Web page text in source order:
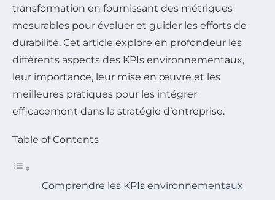
transformation en fournissant des métriques
mesurables pour évaluer et guider les efforts de
durabilité. Cet article explore en profondeur les
différents aspects des KPIs environnementaux,
leur importance, leur mise en œuvre et les
meilleures pratiques pour les intégrer
efficacement dans la stratégie d’entreprise.
Table of Contents
Comprendre les KPIs environnementaux